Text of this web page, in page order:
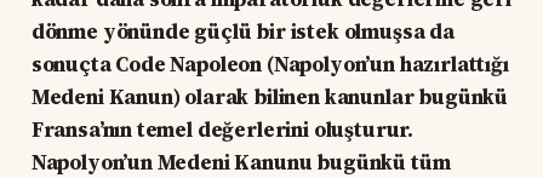
dönme yönünde güçlü bir istek olmuşsa da
sonuçta Code Napoleon (Napolyon’un hazırlattığı
Medeni Kanun) olarak bilinen kanunlar bugünkü
Fransa’nın temel değerlerini oluşturur.
Napolyon’un Medeni Kanunu bugünkü tüm